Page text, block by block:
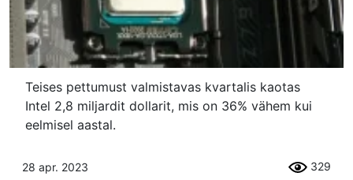
Teises pettumust valmistavas kvartalis kaotas
Intel 2,8 miljardit dollarit, mis on 36% vähem kui
eelmisel aastal.
28 apr. 2023 329